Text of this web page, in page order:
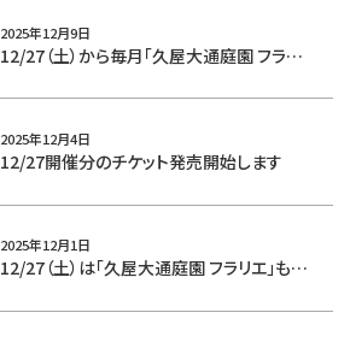
2025年12月9日
12/27（土）から毎月「久屋大通庭園 フラリエ」も撮影エリアとして参加決定！
2025年12月4日
12/27開催分のチケット発売開始します
2025年12月1日
12/27（土）は「久屋大通庭園 フラリエ」も撮影エリアとして参加決定！